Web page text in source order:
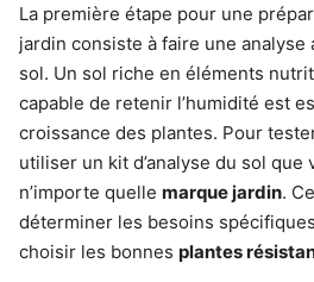
La première étape pour une
jardin consiste à faire une
sol. Un sol riche en éléments
capable de retenir l’humidité est
croissance des plantes. Pour
utiliser un kit d’analyse du sol que
n’importe quelle marque jardin.
déterminer les besoins
choisir les bonnes plantes